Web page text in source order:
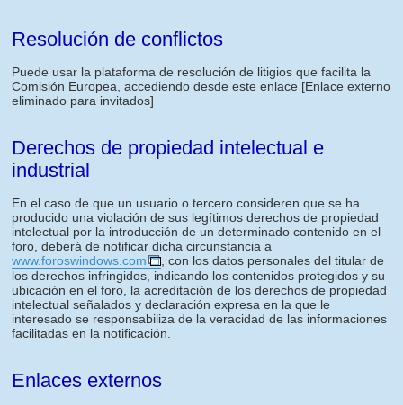
Resolución de conflictos
Puede usar la plataforma de resolución de litigios que facilita la
Comisión Europea, accediendo desde este enlace [Enlace externo
eliminado para invitados]
Derechos de propiedad intelectual e
industrial
En el caso de que un usuario o tercero consideren que se ha
producido una violación de sus legítimos derechos de propiedad
intelectual por la introducción de un determinado contenido en el
foro, deberá de notificar dicha circunstancia a
www.foroswindows.com
, con los datos personales del titular de
los derechos infringidos, indicando los contenidos protegidos y su
ubicación en el foro, la acreditación de los derechos de propiedad
intelectual señalados y declaración expresa en la que le
interesado se responsabiliza de la veracidad de las informaciones
facilitadas en la notificación.
Enlaces externos